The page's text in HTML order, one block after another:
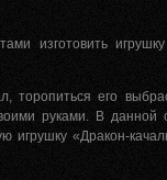
изготовить
торопиться его
руками. В данной
игрушку «Дракон-